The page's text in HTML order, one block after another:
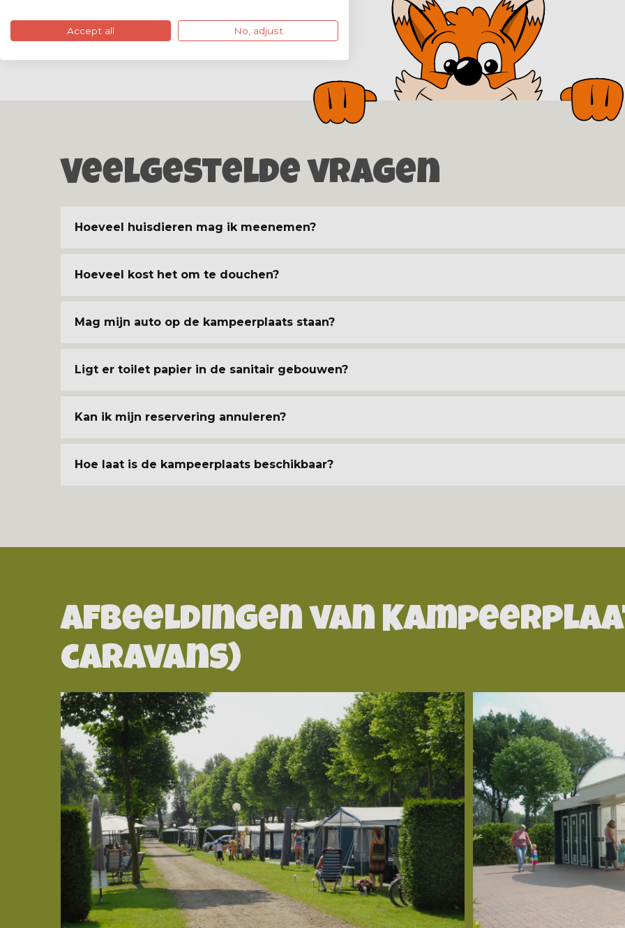
Veelgestelde vragen
Hoeveel huisdieren mag ik meenemen?
Hoeveel kost het om te douchen?
Mag mijn auto op de kampeerplaats staan?
Ligt er toilet papier in de sanitair gebouwen?
Kan ik mijn reservering annuleren?
Hoe laat is de kampeerplaats beschikbaar?
Afbeeldingen van
caravans)
Accept all No, adjust